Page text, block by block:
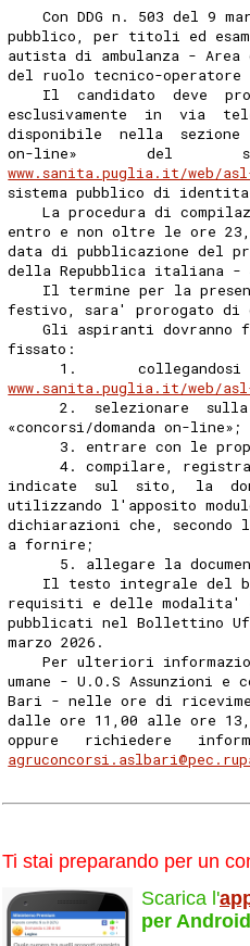
Con DDG n. 503 del 9
pubblico, per titoli ed
autista di ambulanza -
del ruolo tecnico-
Il  candidato  deve
esclusivamente  in  via
disponibile  nella  sezione
on-line»        del
www.sanita.puglia.it/web/
sistema pubblico di
La procedura di
entro e non oltre le ore
data di pubblicazione del
della Repubblica italiana -
Il termine per la
festivo, sara' prorogato
Gli aspiranti dovranno
fissato:
1.
www.sanita.puglia.it/web/
2.  selezionare
«concorsi/domanda on-line»;
3. entrare con le
4. compilare,
indicate  sul  sito,  la
utilizzando l'apposito
dichiarazioni che,
a fornire;
5. allegare la
Il testo integrale del
requisiti e delle modalita'
pubblicati nel Bollettino
marzo 2026.
Per ulteriori
umane - U.O.S Assunzioni
Bari - nelle ore di
dalle ore 11,00 alle ore
oppure   richiedere
Ti stai preparando per un
Scarica l'
per Android